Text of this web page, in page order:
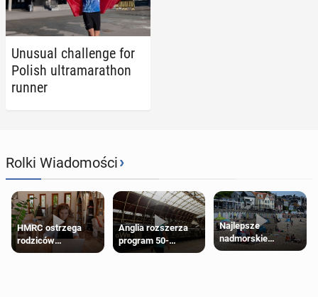
Unusual chal­lenge for
Polish ul­tra­ma­rathon
runner
Rolki Wiadomości›
HMRC ostrzega
rodziców
pobierających Child
Anglia rozszerza
program 50-
procentowych
Najlepsze
nadmorskie
miasteczko blisko